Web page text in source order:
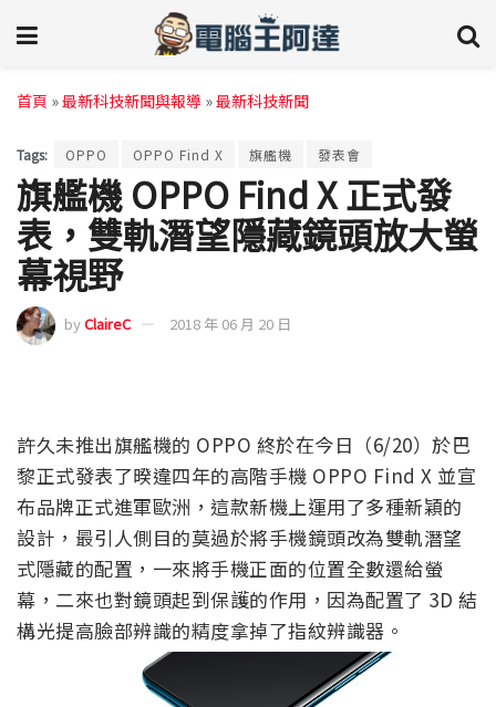
首頁 »最新科技新聞與報導 »最新科技新聞
Tags: OPPO OPPO Find X 旗艦機 發表會
旗艦機 OPPO Find X 正式發
表，雙軌潛望隱藏鏡頭放大螢
幕視野
byClaireC 2018 年 06 月 20 日
許久未推出旗艦機的 OPPO 終於在今日（6/20）於巴
黎正式發表了暌違四年的高階手機 OPPO Find X 並宣
布品牌正式進軍歐洲，這款新機上運用了多種新穎的
設計，最引人側目的莫過於將手機鏡頭改為雙軌潛望
式隱藏的配置，一來將手機正面的位置全數還給螢
幕，二來也對鏡頭起到保護的作用，因為配置了 3D 結
構光提高臉部辨識的精度拿掉了指紋辨識器。